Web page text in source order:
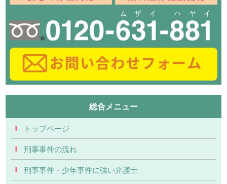
総合メニュー
トップページ
刑事事件の流れ
刑事事件・少年事件に強い弁護士